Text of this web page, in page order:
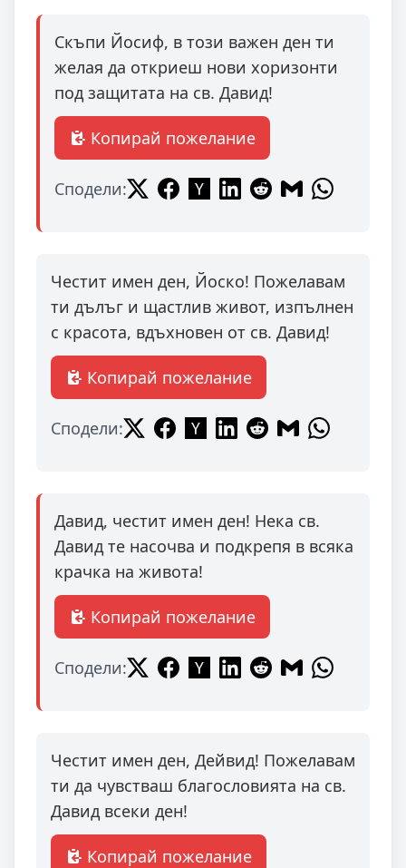
Скъпи Йосиф, в този важен ден ти
желая да откриеш нови хоризонти
под защитата на св. Давид!
Копирай пожелание
Сподели:
Честит имен ден, Йоско! Пожелавам
ти дълъг и щастлив живот, изпълнен
с красота, вдъхновен от св. Давид!
Копирай пожелание
Сподели:
Давид, честит имен ден! Нека св.
Давид те насочва и подкрепя в всяка
крачка на живота!
Копирай пожелание
Сподели:
Честит имен ден, Дейвид! Пожелавам
ти да чувстваш благословията на св.
Давид всеки ден!
Копирай пожелание